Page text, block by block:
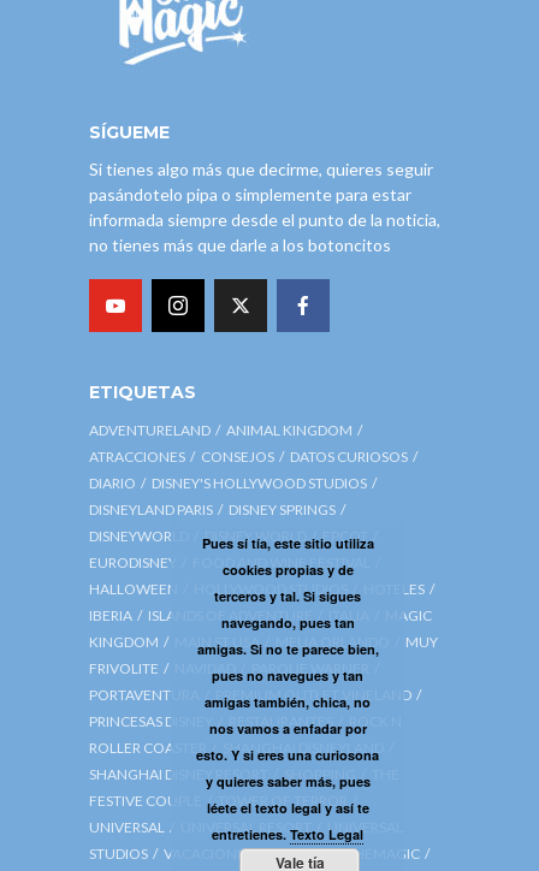
SÍGUEME
Si tienes algo más que decirme, quieres seguir
pasándotelo pipa o simplemente para estar
informada siempre desde el punto de la noticia,
no tienes más que darle a los botoncitos
ETIQUETAS
ADVENTURELAND
ANIMAL KINGDOM
ATRACCIONES
CONSEJOS
DATOS CURIOSOS
DIARIO
DISNEY'S HOLLYWOOD STUDIOS
DISNEYLAND PARIS
DISNEY SPRINGS
DISNEYWORLD
DISNEY WORLD
EPCOT
EURODISNEY
FOOD AND WINE FESTIVAL
HALLOWEEN
HOLLYWOOD STUDIOS
HOTELES
IBERIA
ISLANDS OF ADVENTURE
MAGIC
KINGDOM
MAIN ST USA MELIA ORLANDO
MUY
FRIVOLITE
PORTAVENTURA
PREMIUM OUTLET VINELAND
PRINCESAS DISNEY
RESTAURANTES
ROLLER COASTER
SHANGHAI DISNEYLAND
SHANGHAI DISNEY RESORT
SHOPPING
FESTIVE COUPLE
TOWER OF TERROR
UNIVERSAL
UNIVERSAL RESORT
UNIVERSAL
STUDIOS
VACACIONES
VIAJA CON CHEMAGIC
Pues sí tía, este sitio utiliza
cookies propias y de
terceros y tal. Si sigues
navegando, pues tan
amigas. Si no te parece bien,
pues no navegues y tan
amigas también, chica, no
nos vamos a enfadar por
esto. Y si eres una curiosona
y quieres saber más, pues
léete el texto legal y así te
entretienes. Texto Legal
Vale tía